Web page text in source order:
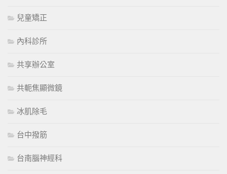
兒童矯正
內科診所
共享辦公室
共軛焦顯微鏡
冰肌除毛
台中撥筋
台南腦神經科